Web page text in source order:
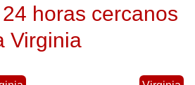
horas cercanos
Virginia